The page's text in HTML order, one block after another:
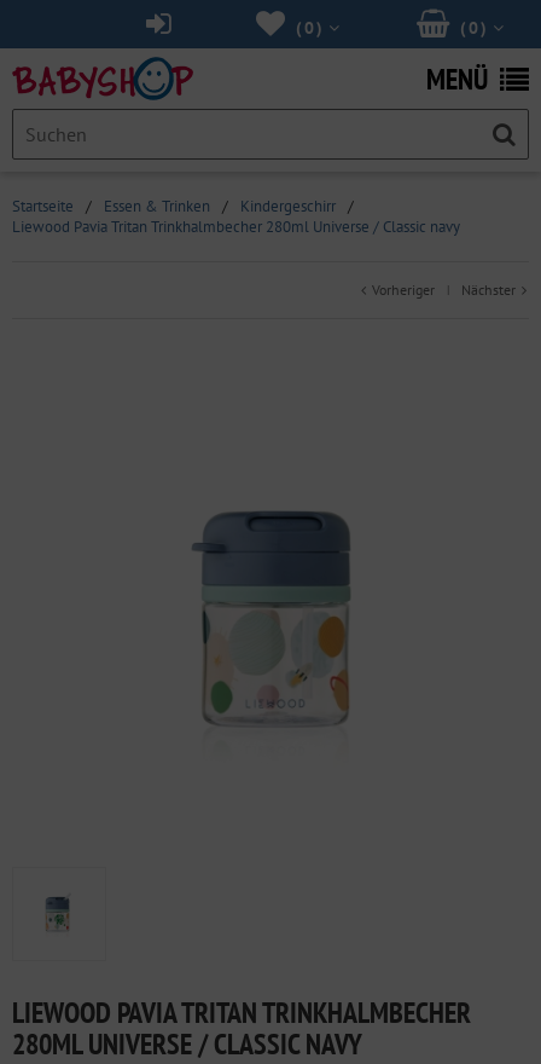
(0 )
(0 )
MENÜ
Startseite / Essen & Trinken / Kindergeschirr /
Liewood Pavia Tritan Trinkhalmbecher 280ml Universe / Classic navy
Vorheriger | Nächster
LIEWOOD PAVIA TRITAN TRINKHALMBECHER
280ML UNIVERSE / CLASSIC NAVY